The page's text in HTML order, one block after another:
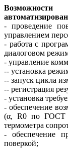
- проведение
управлением
- работа с
диалоговом
- управление
-- установка
-- запуск цикла
-- регистрация
- установка
- обеспечение
(α, R0 по ГОСТ
термометра
- обеспечение
поверкой;